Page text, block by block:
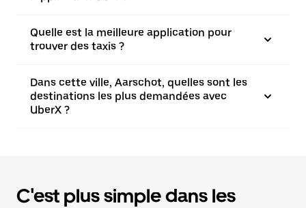
Quelle est la meilleure application pour
trouver des taxis ?
Dans cette ville, Aarschot, quelles sont les
destinations les plus demandées avec
UberX ?
C'est plus simple dans les